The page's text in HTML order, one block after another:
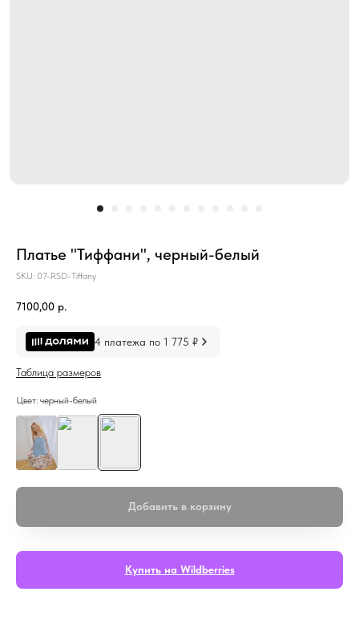
Платье "Тиффани", черный-белый
SKU: 07-RSD-Tiffany
7100,00 р.
4 платежа по 1 775 ₽
Таблица размеров
Цвет: черный-белый
Добавить в корзину
Купить на Wildberries